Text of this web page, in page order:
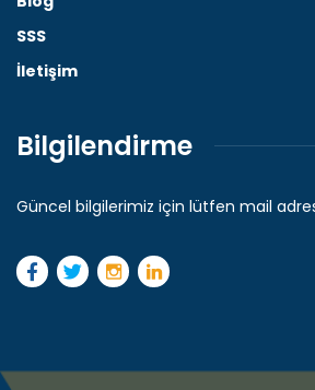
SSS
İletişim
Bilgilendirme
Güncel bilgilerimiz için lütfen mail